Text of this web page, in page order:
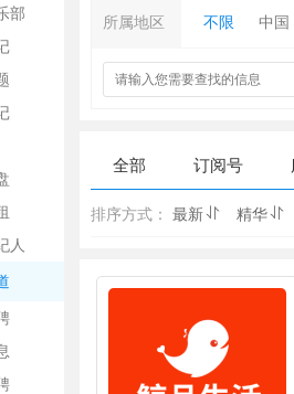
部
人
所属地区 不限 中国
全部 订阅号
排序方式： 最新 精华